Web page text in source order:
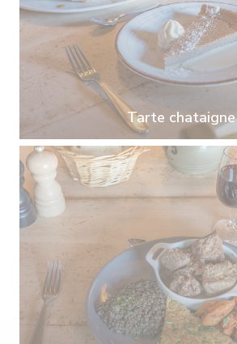
Tarte chataigne